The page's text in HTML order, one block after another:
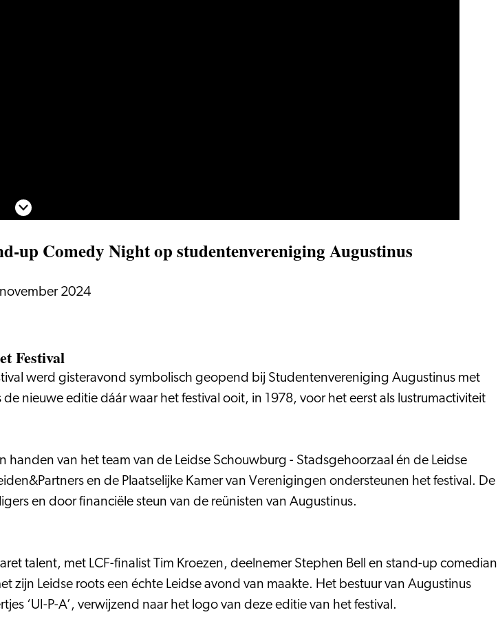
Scroll naar beneden
up Comedy Night op studentenvereniging Augustinus
2024
Festival
werd gisteravond symbolisch geopend bij Studentenvereniging Augustinus met
nieuwe editie dáár waar het festival ooit, in 1978, voor het eerst als lustrumactiviteit
handen van het team van de Leidse Schouwburg - Stadsgehoorzaal én de Leidse
en de Plaatselijke Kamer van Verenigingen ondersteunen het festival. De
en door financiële steun van de reünisten van Augustinus.
talent, met LCF-finalist Tim Kroezen, deelnemer Stephen Bell en stand-up comedian
Leidse roots een échte Leidse avond van maakte. Het bestuur van Augustinus
‘UI-P-A’, verwijzend naar het logo van deze editie van het festival.